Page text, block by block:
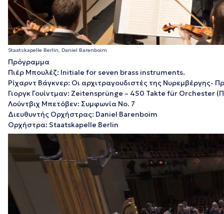
Staatskapelle Berlin, Daniel Barenboim
Πρόγραμμα
Πιέρ Μπουλέζ: Initiale for seven brass instruments.
Ρίχαρντ Βάγκνερ: Οι αρχιτραγουδιστές της Νυρεμβέργης-
Γιοργκ Γουίντμαν: Zeitensprünge – 450 Takte für Orchester
Λούντβιχ Μπετόβεν: Συμφωνία Νο. 7
Διευθυντής Ορχήστρας: Daniel Barenboim
Ορχήστρα: Staatskapelle Berlin
Πρόγραμμα
Αναπαραγωγής
Βίντεο